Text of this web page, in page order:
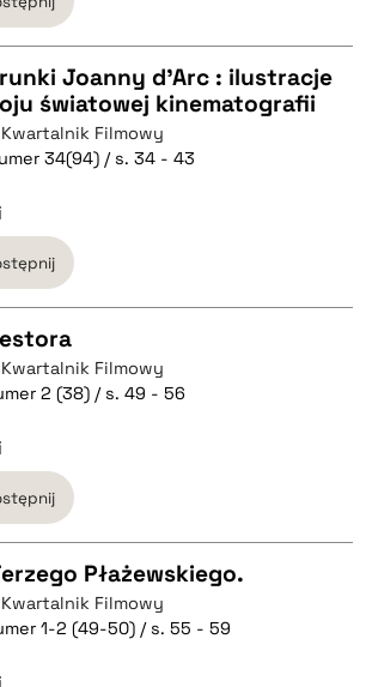
Joanny d'Arc : ilustracje
światowej kinematografii
Kwartalnik Filmowy
34(94) / s. 34 - 43
Kwartalnik Filmowy
2 (38) / s. 49 - 56
Płażewskiego.
Kwartalnik Filmowy
1-2 (49-50) / s. 55 - 59